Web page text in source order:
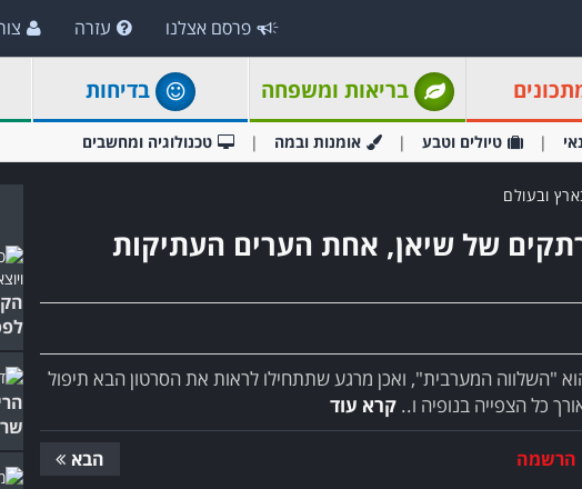
פרסם אצלנו עזרה
בריאות ומשפחה בדיחות
טיולים וטבע אומנות ובמה טכנולוגיה ומחשבים
ובעולם
של שיאן, אחת הערים העתיקות
"השלווה המערבית", ואכן מרגע שתתחילו לראות את הסרטון הבא תיפול
כל הצפייה בנופיה ו.. קרא עוד
הרשמה הבא